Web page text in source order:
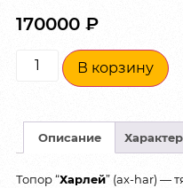
170000 ₽
В корзину
Описание
Топор “Харлей” (ax-har) —